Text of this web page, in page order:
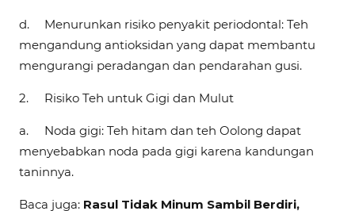
d.
Menurunkan risiko penyakit periodontal: Teh
mengandung antioksidan yang dapat membantu
mengurangi peradangan dan pendarahan gusi.
2. Risiko Teh untuk Gigi dan Mulut
a.
Noda gigi: Teh hitam dan teh Oolong dapat
menyebabkan noda pada gigi karena kandungan
taninnya.
Baca juga: Rasul Tidak Minum Sambil Berdiri,